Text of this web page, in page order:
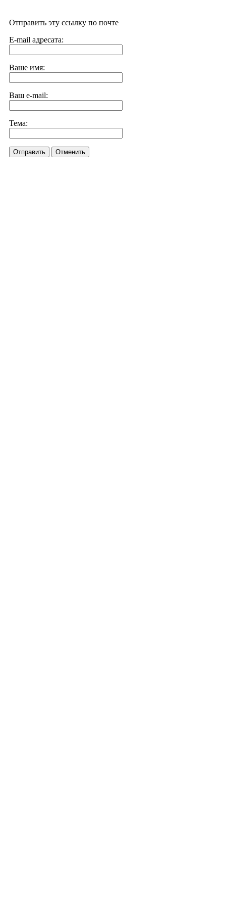
Отправить эту ссылку по почте
E-mail адресата:
Ваше имя:
Ваш e-mail:
Тема:
Отправить Отменить